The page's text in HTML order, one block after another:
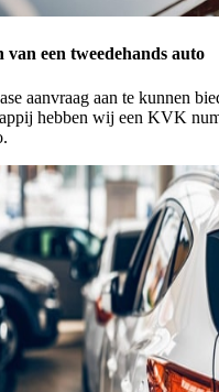
van een tweedehands auto
aanvraag aan te kunnen
hebben wij een KVK